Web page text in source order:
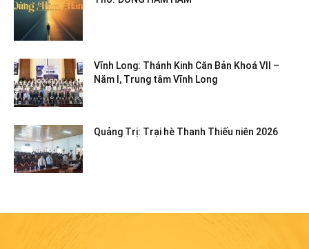
Vĩnh Long: Thánh Kinh Căn Bản Khoá VII –
Năm I, Trung tâm Vĩnh Long
Quảng Trị: Trại hè Thanh Thiếu niên 2026